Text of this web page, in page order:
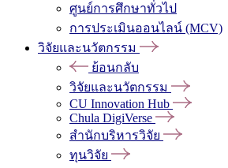
ศูนย์การศึกษาทั่วไป
การประเมินออนไลน์ (MCV)
วิจัยและนวัตกรรม
ย้อนกลับ
วิจัยและนวัตกรรม
CU Innovation Hub
Chula DigiVerse
สำนักบริหารวิจัย
ทุนวิจัย